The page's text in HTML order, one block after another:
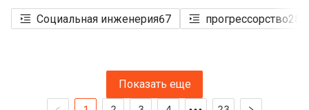
Социальная инженерия67 прогрессорство284
Показать еще